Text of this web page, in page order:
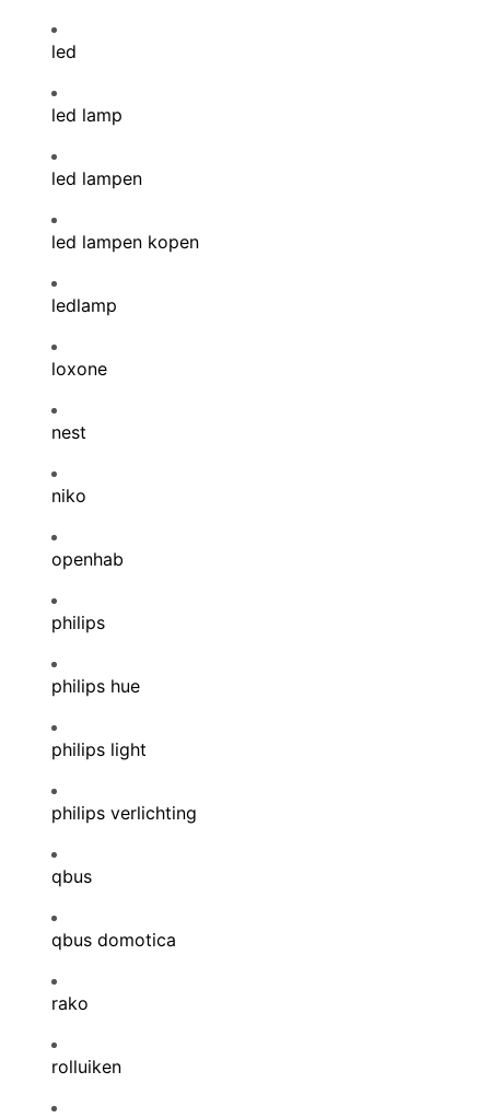
led
led lamp
led lampen
led lampen kopen
ledlamp
loxone
nest
niko
openhab
philips
philips hue
philips light
philips verlichting
qbus
qbus domotica
rako
rolluiken